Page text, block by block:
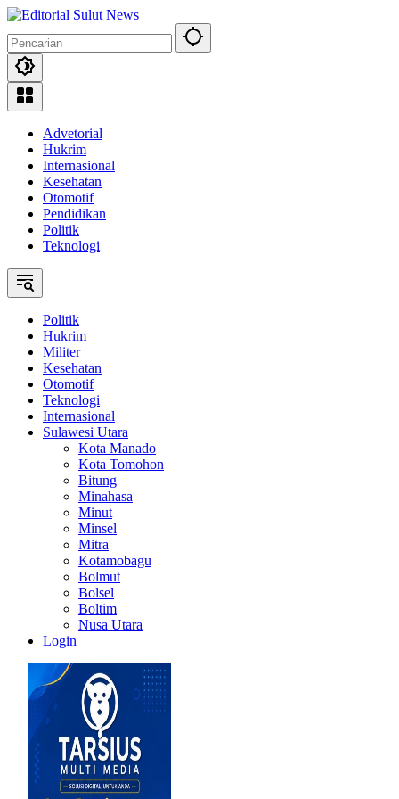
Langsung
konten
Advetorial
Hukrim
Internasional
Kesehatan
Otomotif
Pendidikan
Politik
Teknologi
Politik
Hukrim
Militer
Kesehatan
Otomotif
Teknologi
Internasional
Sulawesi Utara
Kota Manado
Kota Tomohon
Bitung
Minahasa
Minut
Minsel
Mitra
Kotamobagu
Bolmut
Bolsel
Boltim
Nusa Utara
Login